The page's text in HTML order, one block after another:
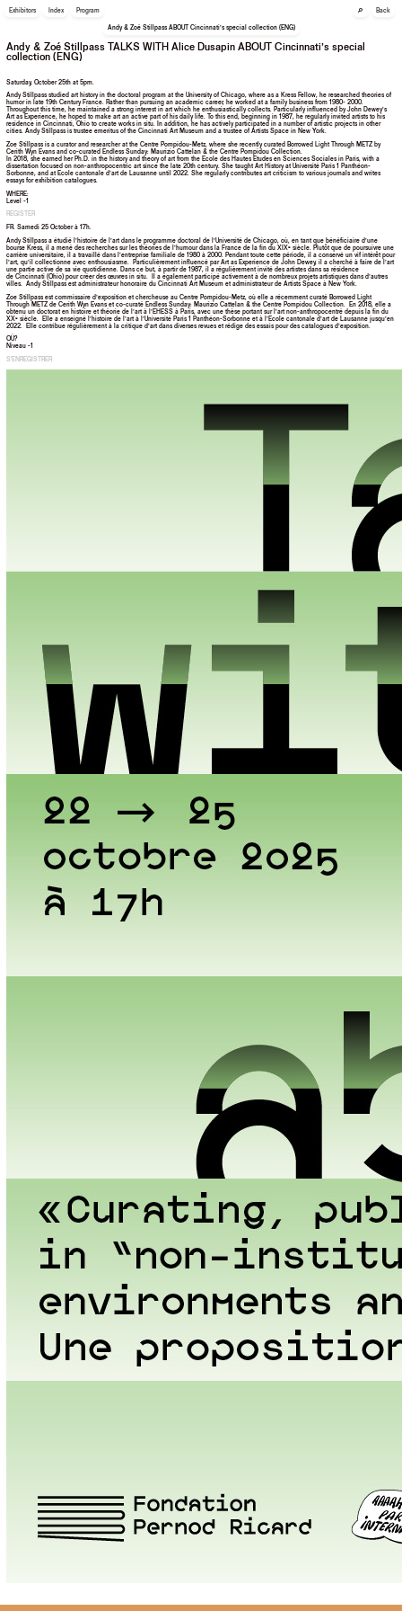
Exhibitors Index Program 🔎 Back
Andy & Zoé Stillpass ABOUT Cincinnati’s special collection (ENG)
Andy & Zoé Stillpass TALKS WITH Alice Dusapin ABOUT Cincinnati’s special
collection (ENG)
Saturday, October 25th at 5pm.
Andy Stillpass studied art history in the doctoral program at the University of Chicago, where as a Kress Fellow, he researched theories of
humor in late 19th Century France. Rather than pursuing an academic career, he worked at a family business from 1980- 2000.
Throughout this time, he maintained a strong interest in art which he enthusiastically collects. Particularly influenced by John Dewey’s
Art as Experience, he hoped to make art an active part of his daily life. To this end, beginning in 1987, he regularly invited artists to his
residence in Cincinnati, Ohio to create works in situ. In addition, he has actively participated in a number of artistic projects in other
cities. Andy Stillpass is trustee emeritus of the Cincinnati Art Museum and a trustee of Artists Space in New York.
Zoe Stillpass is a curator and researcher at the Centre Pompidou-Metz, where she recently curated Borrowed Light Through METZ by
Cerith Wyn Evans and co-curated Endless Sunday: Maurizio Cattelan & the Centre Pompidou Collection.
In 2018, she earned her Ph.D. in the history and theory of art from the École des Hautes Études en Sciences Sociales in Paris, with a
dissertation focused on non-anthropocentric art since the late 20th century. She taught Art History at Université Paris 1 Panthéon-
Sorbonne, and at Ecole cantonale d’art de Lausanne until 2022. She regularly contributes art criticism to various journals and writes
essays for exhibition catalogues.
WHERE:
Level -1
REGISTER
FR. Samedi 25 October à 17h.
Andy Stillpass a étudié l’histoire de l’art dans le programme doctoral de l’Université de Chicago, où, en tant que bénéficiaire d’une
bourse Kress, il a mené des recherches sur les théories de l’humour dans la France de la fin du XIXᵉ siècle. Plutôt que de poursuivre une
carrière universitaire, il a travaillé dans l’entreprise familiale de 1980 à 2000. Pendant toute cette période, il a conservé un vif intérêt pour
l’art, qu’il collectionne avec enthousiasme. Particulièrement influencé par Art as Experience de John Dewey, il a cherché à faire de l’art
une partie active de sa vie quotidienne. Dans ce but, à partir de 1987, il a régulièrement invité des artistes dans sa résidence
de Cincinnati (Ohio) pour créer des œuvres in situ. Il a également participé activement à de nombreux projets artistiques dans d’autres
villes. Andy Stillpass est administrateur honoraire du Cincinnati Art Museum et administrateur de Artists Space à New York.
Zoe Stillpass est commissaire d’exposition et chercheuse au Centre Pompidou-Metz, où elle a récemment curaté Borrowed Light
Through METZ de Cerith Wyn Evans et co-curaté Endless Sunday: Maurizio Cattelan & the Centre Pompidou Collection. En 2018, elle a
obtenu un doctorat en histoire et théorie de l’art à l’EHESS à Paris, avec une thèse portant sur l’art non-anthropocentré depuis la fin du
XXᵉ siècle. Elle a enseigné l’histoire de l’art à l’Université Paris 1 Panthéon-Sorbonne et à l’École cantonale d’art de Lausanne jusqu’en
2022. Elle contribue régulièrement à la critique d’art dans diverses revues et rédige des essais pour des catalogues d’exposition.
OÙ?
Niveau -1
S'ENREGISTRER